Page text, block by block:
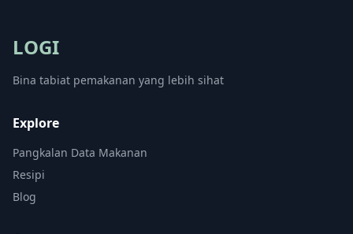
LOGI
Bina tabiat pemakanan yang lebih sihat
Explore
Pangkalan Data Makanan
Resipi
Blog